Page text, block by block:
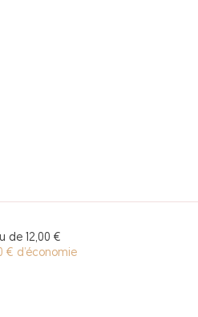
de 12,00 €
€ d’économie